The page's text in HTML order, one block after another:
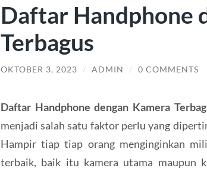
Daftar Handphone
Terbagus
OKTOBER 3, 2023 / ADMIN / 0 COMMENTS
Daftar Handphone dengan Kamera
menjadi salah satu faktor perlu yang
Hampir tiap tiap orang menginginkan
terbaik, baik itu kamera utama maupun